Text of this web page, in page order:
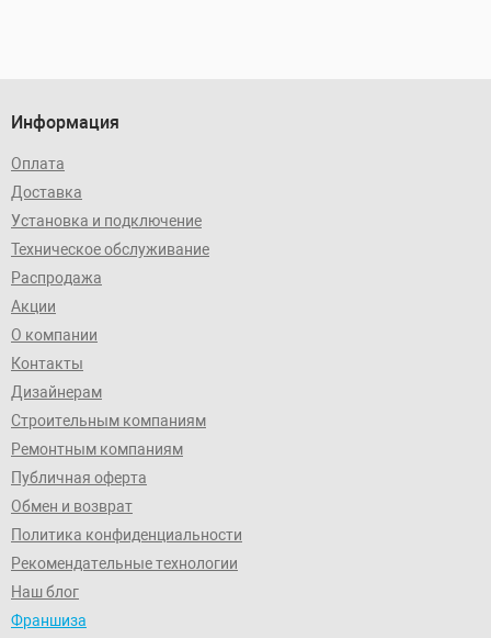
Информация
Оплата
Доставка
Установка и подключение
Техническое обслуживание
Распродажа
Акции
О компании
Контакты
Дизайнерам
Строительным компаниям
Ремонтным компаниям
Публичная оферта
Обмен и возврат
Политика конфиденциальности
Рекомендательные технологии
Наш блог
Франшиза